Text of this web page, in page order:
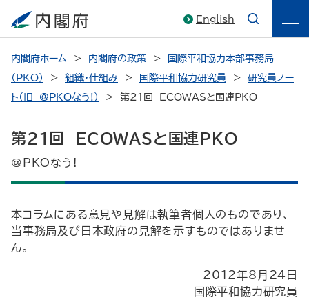
English
内閣府ホーム 内閣府の政策
国際平和協力本部事務局
（PKO）
組織・仕組み 国際平和協力研究員
研究員ノー
ト（旧 @PKOなう!）
第21回 ECOWASと国連PKO
第21回 ECOWASと国連PKO
@PKOなう!
本コラムにある意見や見解は執筆者個人のものであり、
当事務局及び日本政府の見解を示すものではありませ
ん。
2012年8月24日
国際平和協力研究員